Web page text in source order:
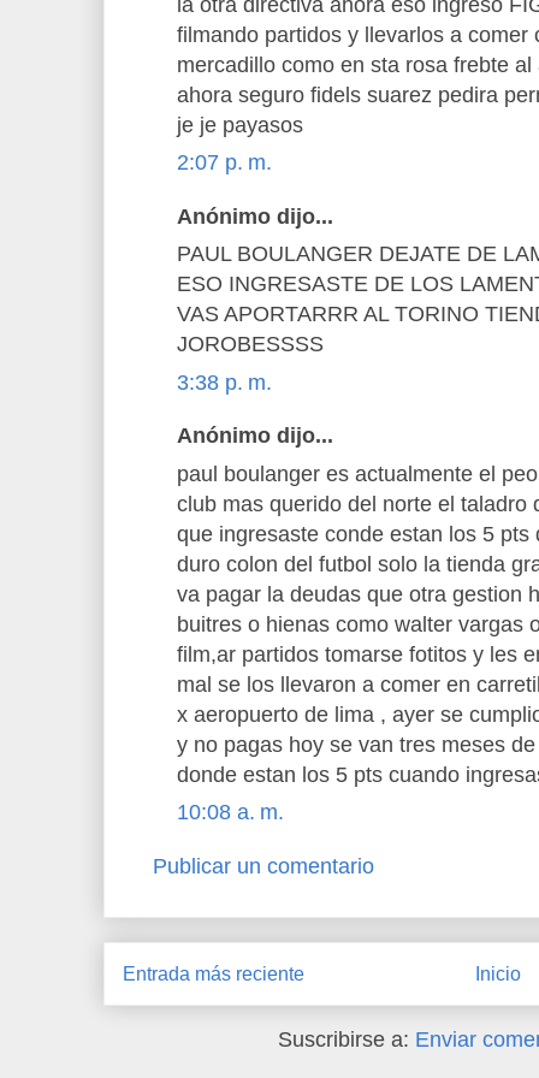
filmando partidos y llevarlos a comer
mercadillo como en sta rosa frebte
ahora seguro fidels suarez pedira
je je payasos
2:07 p. m.
Anónimo dijo...
PAUL BOULANGER DEJATE DE
ESO INGRESASTE DE LOS
VAS APORTARRR AL TORINO
JOROBESSSS
3:38 p. m.
Anónimo dijo...
paul boulanger es actualmente el
club mas querido del norte el taladro
que ingresaste conde estan los 5 pts
duro colon del futbol solo la tienda
va pagar la deudas que otra gestion
buitres o hienas como walter vargas
film,ar partidos tomarse fotitos y les
mal se los llevaron a comer en
x aeropuerto de lima , ayer se
y no pagas hoy se van tres meses
donde estan los 5 pts cuando
10:08 a. m.
Publicar un comentario
Entrada más reciente Inicio
Suscribirse a: Enviar